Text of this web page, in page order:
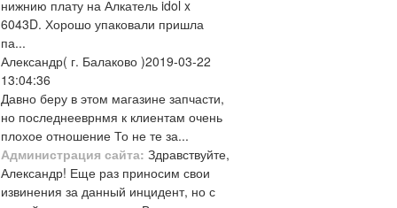
нижнию плату на Алкатель idol x
6043D. Хорошо упаковали пришла
па...
Александр( г. Балаково )2019-03-22
13:04:36
Давно беру в этом магазине запчасти,
но последнееврнмя к клиентам очень
плохое отношение То не те за...
Администрация сайта: Здравствуйте,
Александр! Еще раз приносим свои
извинения за данный инцидент, но с